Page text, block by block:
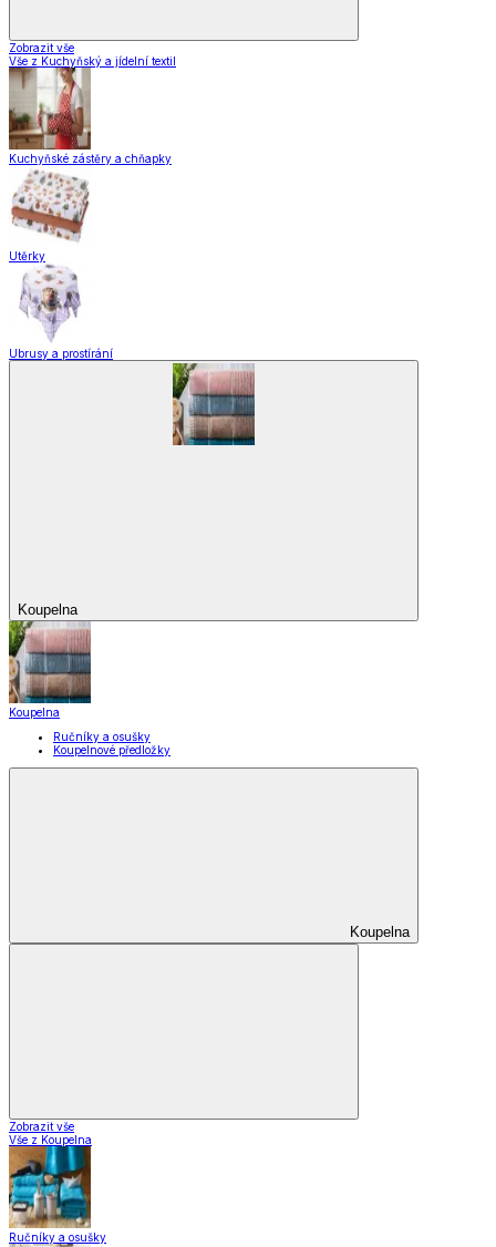
Zobrazit vše
Vše z Kuchyňský a jídelní textil
Kuchyňské zástěry a chňapky
Utěrky
Ubrusy a prostírání
Koupelna
Koupelna
Ručníky a osušky
Koupelnové předložky
Koupelna
Zobrazit vše
Vše z Koupelna
Ručníky a osušky